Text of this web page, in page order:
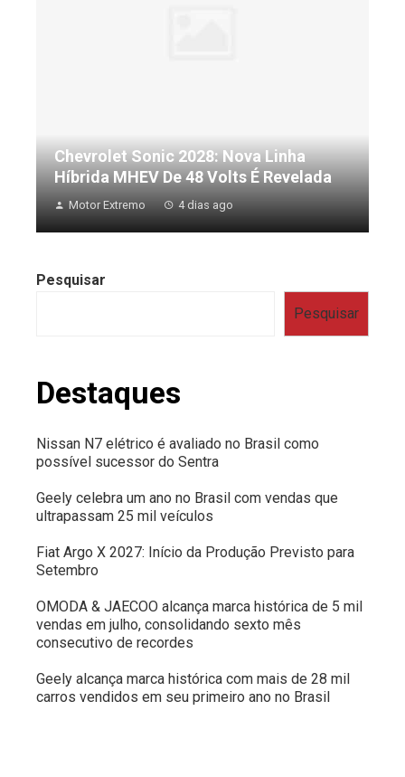
Chevrolet Sonic 2028: Nova Linha
Híbrida MHEV De 48 Volts É Revelada
Motor Extremo 4 dias ago
Pesquisar
Pesquisar
Destaques
Nissan N7 elétrico é avaliado no Brasil como
possível sucessor do Sentra
Geely celebra um ano no Brasil com vendas que
ultrapassam 25 mil veículos
Fiat Argo X 2027: Início da Produção Previsto para
Setembro
OMODA & JAECOO alcança marca histórica de 5 mil
vendas em julho, consolidando sexto mês
consecutivo de recordes
Geely alcança marca histórica com mais de 28 mil
carros vendidos em seu primeiro ano no Brasil